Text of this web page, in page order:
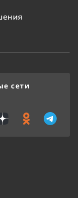
сети